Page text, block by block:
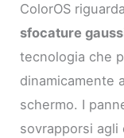
ColorOS
sfocature
tecnologia che
dinamicamente
schermo. I
sovrapporsi